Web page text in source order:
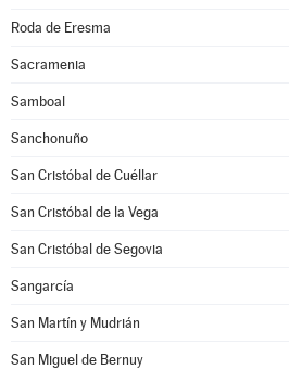
Roda de Eresma
Sacramenia
Samboal
Sanchonuño
San Cristóbal de Cuéllar
San Cristóbal de la Vega
San Cristóbal de Segovia
Sangarcía
San Martín y Mudrián
San Miguel de Bernuy